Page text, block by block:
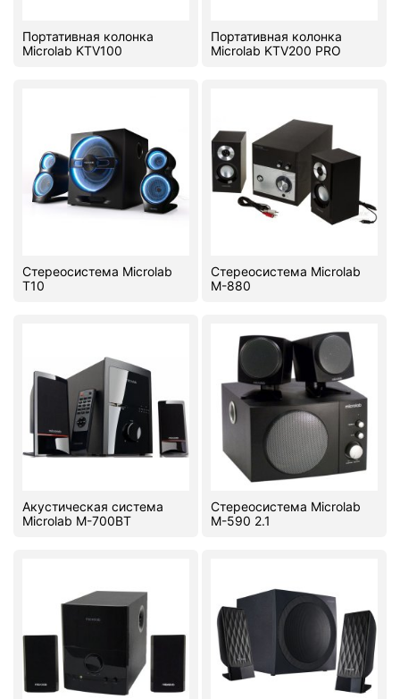
Портативная колонка
Microlab KTV100
Портативная колонка
Microlab KTV200 PRO
Стереосистема Microlab
T10
Стереосистема Microlab
M-880
Акустическая система
Microlab M-700BT
Стереосистема Microlab
M-590 2.1